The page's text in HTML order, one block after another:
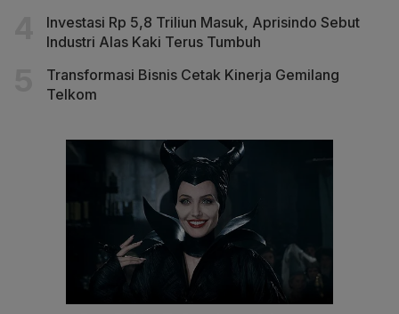
Investasi Rp 5,8 Triliun Masuk, Aprisindo Sebut
Industri Alas Kaki Terus Tumbuh
Transformasi Bisnis Cetak Kinerja Gemilang
Telkom